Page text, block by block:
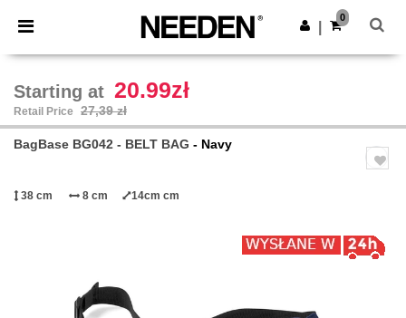
× Aplikacja Needen
Lepsze ceny w aplikacji!
Pobierz app
0
Starting at 20.99zł
Retail Price 27,39 zł
BagBase BG042 - BELT BAG - Navy
38 cm 8 cm 14cm cm